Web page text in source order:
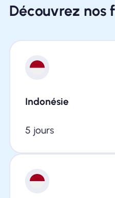
Découvrez nos
Indonésie
5 jours